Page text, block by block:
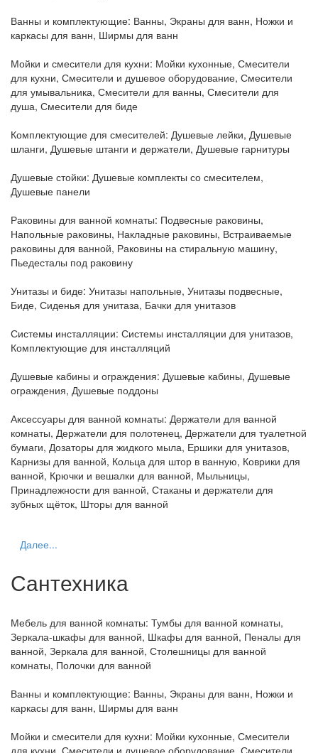
Ванны и комплектующие: Ванны, Экраны для ванн, Ножки и
каркасы для ванн, Ширмы для ванн
Мойки и смесители для кухни: Мойки кухонные, Смесители
для кухни, Смесители и душевое оборудование, Смесители
для умывальника, Смесители для ванны, Смесители для
душа, Смесители для биде
Комплектующие для смесителей: Душевые лейки, Душевые
шланги, Душевые штанги и держатели, Душевые гарнитуры
Душевые стойки: Душевые комплекты со смесителем,
Душевые панели
Раковины для ванной комнаты: Подвесные раковины,
Напольные раковины, Накладные раковины, Встраиваемые
раковины для ванной, Раковины на стиральную машину,
Пьедесталы под раковину
Унитазы и биде: Унитазы напольные, Унитазы подвесные,
Биде, Сиденья для унитаза, Бачки для унитазов
Системы инсталляции: Системы инсталляции для унитазов,
Комплектующие для инсталляций
Душевые кабины и ограждения: Душевые кабины, Душевые
ограждения, Душевые поддоны
Аксессуары для ванной комнаты: Держатели для ванной
комнаты, Держатели для полотенец, Держатели для туалетной
бумаги, Дозаторы для жидкого мыла, Ершики для унитазов,
Карнизы для ванной, Кольца для штор в ванную, Коврики для
ванной, Крючки и вешалки для ванной, Мыльницы,
Принадлежности для ванной, Стаканы и держатели для
зубных щёток, Шторы для ванной
Далее...
Сантехника
Мебель для ванной комнаты: Тумбы для ванной комнаты,
Зеркала-шкафы для ванной, Шкафы для ванной, Пеналы для
ванной, Зеркала для ванной, Столешницы для ванной
комнаты, Полочки для ванной
Ванны и комплектующие: Ванны, Экраны для ванн, Ножки и
каркасы для ванн, Ширмы для ванн
Мойки и смесители для кухни: Мойки кухонные, Смесители
для кухни, Смесители и душевое оборудование, Смесители